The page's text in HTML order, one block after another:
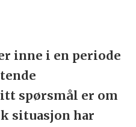
inne i en periode
spørsmål er om
situasjon har